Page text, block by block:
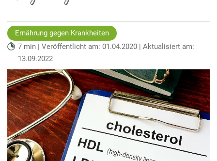
Ernährung gegen Krankheiten
7 min | Veröffentlicht am: 01.04.2020 | Aktualisiert am:
13.09.2022